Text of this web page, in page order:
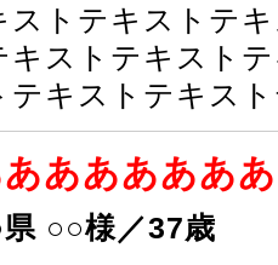
ストテキストテ
キストテキスト
テキストテキス
あああああ
○○様／37歳